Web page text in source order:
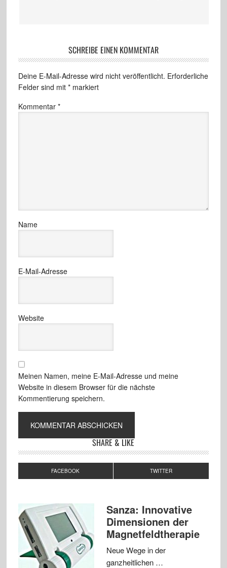
SCHREIBE EINEN KOMMENTAR
Deine E-Mail-Adresse wird nicht veröffentlicht. Erforderliche
Felder sind mit *markiert
Kommentar *
Name
E-Mail-Adresse
Website
Meinen Namen, meine E-Mail-Adresse und meine
Website in diesem Browser für die nächste
Kommentierung speichern.
SHARE & LIKE
FACEBOOK TWITTER
Sanza: Innovative
Dimensionen der
Magnetfeldtherapie
Neue Wege in der
ganzheitlichen …